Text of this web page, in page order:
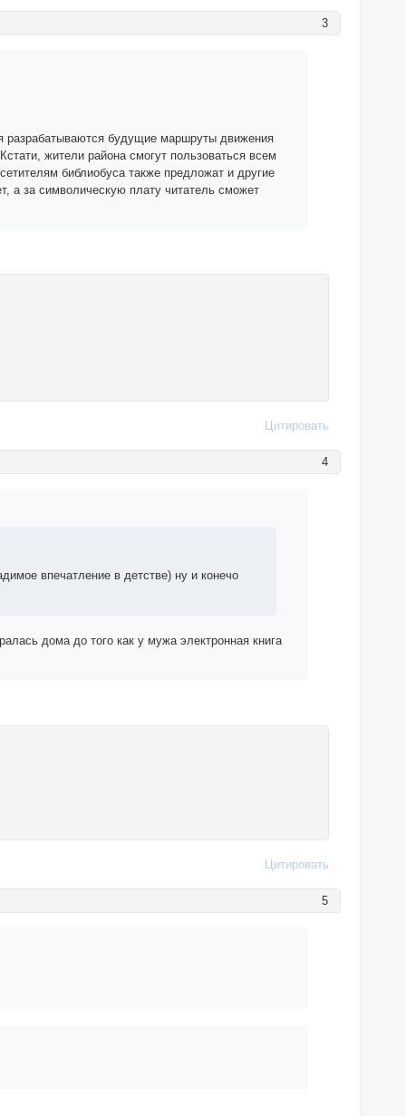
3
разрабатываются будущие маршруты движения
жители района смогут пользоваться всем
библиобуса также предложат и другие
а за символическую плату читатель сможет
Цитировать
4
впечатление в детстве) ну и конечо
дома до того как у мужа электронная книга
Цитировать
5